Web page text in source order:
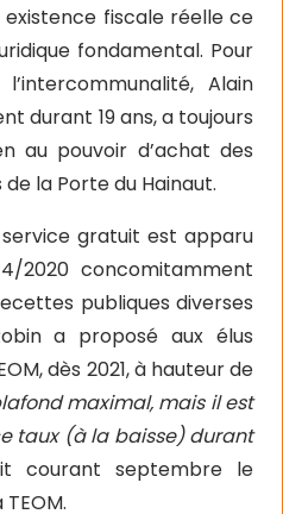
fiscale réelle ce
fondamental. Pour
Alain
durant 19 ans, a toujours
au pouvoir d’achat des
la Porte du Hainaut.
gratuit est apparu
2020 concomitamment
publiques diverses
a proposé aux élus
dès 2021, à hauteur de
maximal, mais il est
taux (à la baisse) durant
courant septembre le